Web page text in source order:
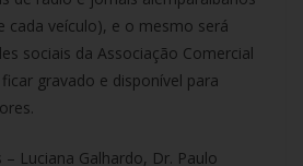
cada veículo), e o mesmo será
sociais da Associação Comercial
gravado e disponível para
Luciana Galhardo, Dr. Paulo